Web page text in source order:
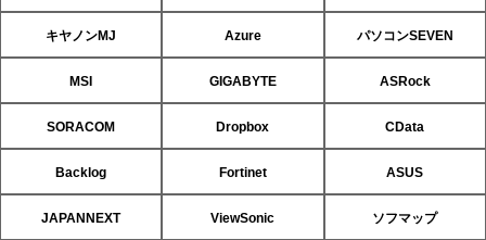
キヤノンMJ Azure パソコンSEVEN
MSI GIGABYTE ASRock
SORACOM Dropbox CData
Backlog Fortinet ASUS
JAPANNEXT ViewSonic ソフマップ